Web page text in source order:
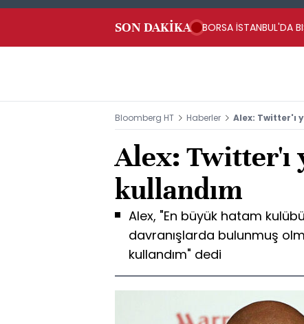
SON DAKİKA BORSA İSTANBUL'DA
Bloomberg HT Haberler Alex: Twitter'ı
Alex: Twitter'ı
kullandım
Alex, "En büyük hatam
davranışlarda bulunmuş
kullandım" dedi